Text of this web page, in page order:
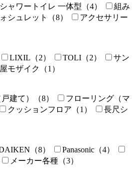
ャワートイレ 一体型（4）
組み
シュレット（8）
アクセサリー
LIXIL（2） TOLI（2）
サン
モザイク（1）
建て）（8）
フローリング（マ
クッションフロア（1）
長尺シ
（8）
Panasonic（4）
メーカー各種（3）